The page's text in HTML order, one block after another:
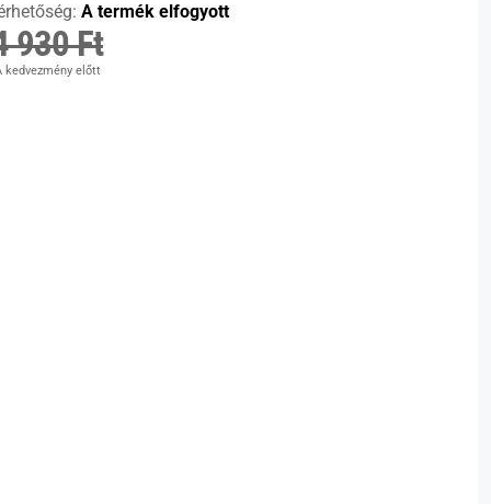
A termék elfogyott
930 Ft
kedvezmény előtt